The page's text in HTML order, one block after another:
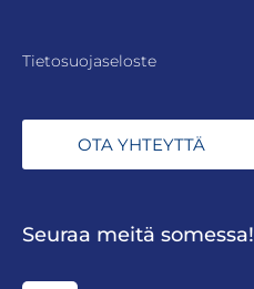
Tietosuojaseloste
OTA YHTEYTTÄ
Seuraa meitä somessa!